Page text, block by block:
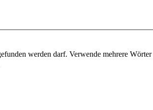
werden darf. Verwende mehrere